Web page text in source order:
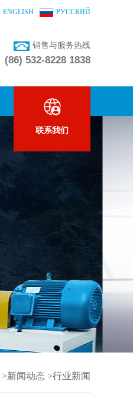
ENGLISH РУССКИЙ
销售与服务热线
(86) 532-8228 1838
联系我们
>新闻动态 >行业新闻